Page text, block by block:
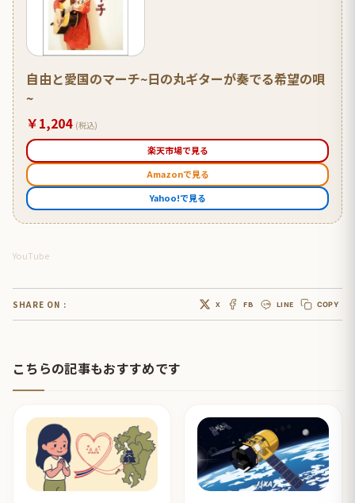
自由と愛国のマーチ~日の丸ギターが奏でる希望の唄
~
￥1,204 (税込)
楽天市場で見る
Amazonで見る
Yahoo!で見る
YouTube
SHARE ON : X FB LINE COPY
こちらの記事もおすすめです